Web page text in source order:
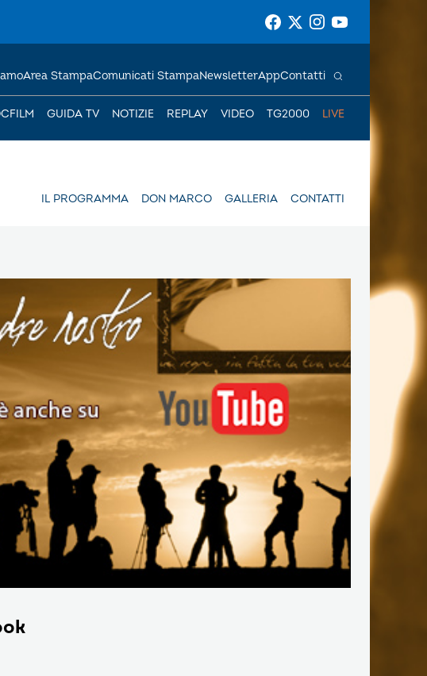
GUIDA TV NOTIZIE REPLAY VIDEO TG2000 LIVE
Area StampaComunicati StampaNewsletterAppContatti
IL PROGRAMMA DON MARCO GALLERIA CONTATTI